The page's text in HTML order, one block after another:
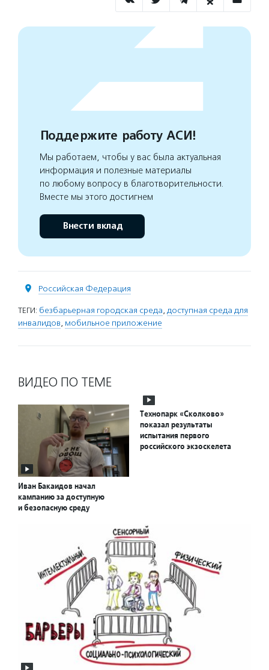
Поддержите работу АСИ!
Мы работаем, чтобы у вас была актуальная
информация и полезные материалы
по любому вопросу в благотворительности.
Вместе мы этого достигнем
Внести вклад
Российская Федерация
ТЕГИ: безбарьерная городская среда, доступная среда для
инвалидов, мобильное приложение
ВИДЕО ПО ТЕМЕ
Иван Бакаидов начал
кампанию за доступную
и безопасную среду
Технопарк «Сколково»
показал результаты
испытания первого
российского экзоскелета